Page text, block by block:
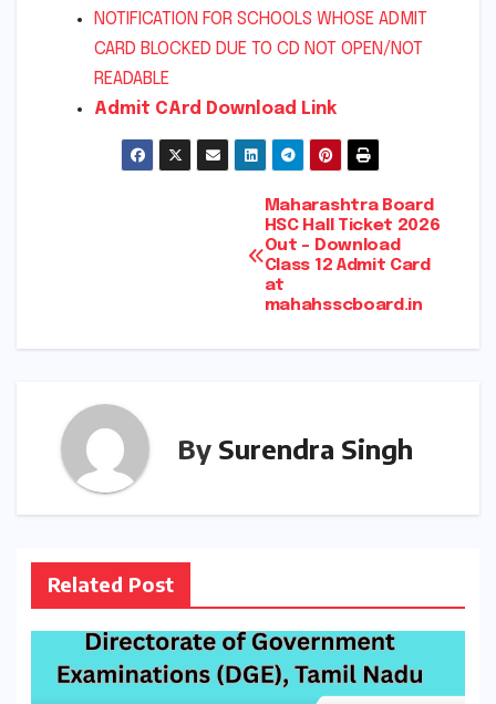
NOTIFICATION FOR SCHOOLS WHOSE ADMIT
CARD BLOCKED DUE TO CD NOT OPEN/NOT
READABLE
Admit CArd Download Link
Maharashtra Board
HSC Hall Ticket 2026
Out – Download
Class 12 Admit Card
at
mahahsscboard.in
By Surendra Singh
Related Post